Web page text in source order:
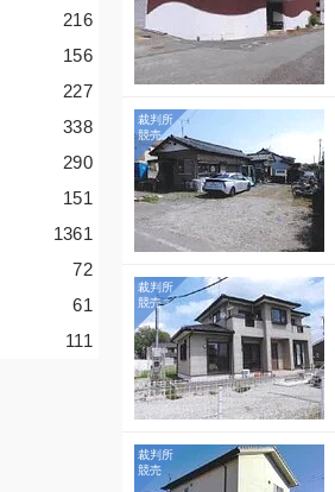
216
156
227
338
290
151
1361
72
61
111